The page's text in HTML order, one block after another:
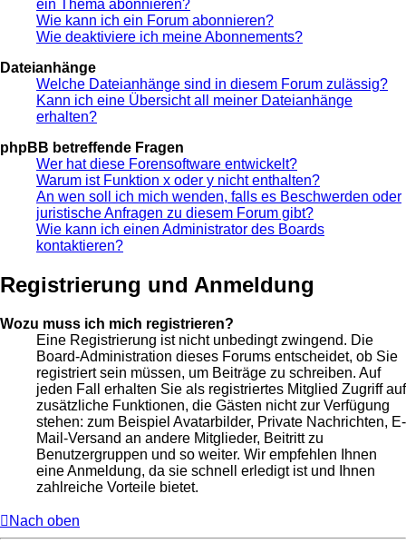
ein Thema abonnieren?
Wie kann ich ein Forum abonnieren?
Wie deaktiviere ich meine Abonnements?
Dateianhänge
Welche Dateianhänge sind in diesem Forum zulässig?
Kann ich eine Übersicht all meiner Dateianhänge
erhalten?
phpBB betreffende Fragen
Wer hat diese Forensoftware entwickelt?
Warum ist Funktion x oder y nicht enthalten?
An wen soll ich mich wenden, falls es Beschwerden oder
juristische Anfragen zu diesem Forum gibt?
Wie kann ich einen Administrator des Boards
kontaktieren?
Registrierung und Anmeldung
Wozu muss ich mich registrieren?
Eine Registrierung ist nicht unbedingt zwingend. Die
Board-Administration dieses Forums entscheidet, ob Sie
registriert sein müssen, um Beiträge zu schreiben. Auf
jeden Fall erhalten Sie als registriertes Mitglied Zugriff auf
zusätzliche Funktionen, die Gästen nicht zur Verfügung
stehen: zum Beispiel Avatarbilder, Private Nachrichten, E-
Mail-Versand an andere Mitglieder, Beitritt zu
Benutzergruppen und so weiter. Wir empfehlen Ihnen
eine Anmeldung, da sie schnell erledigt ist und Ihnen
zahlreiche Vorteile bietet.
Nach oben